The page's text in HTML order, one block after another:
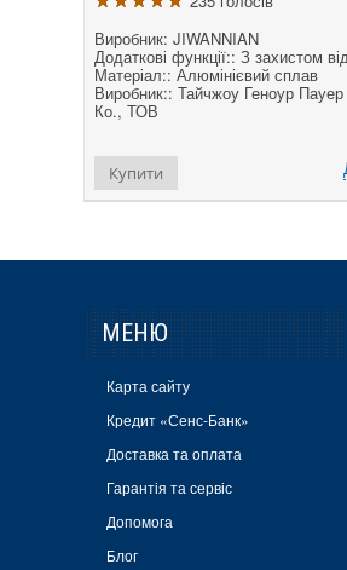
Виробник: JIWANNIAN
Додаткові функції:: З захистом
Матеріал:: Алюмінієвий сплав
Виробник:: Тайчжоу Геноур
Ко., ТОВ
Купити
МЕНЮ
Карта сайту
Кредит «Сенс-Банк»
Доставка та оплата
Гарантія та сервіс
Допомога
Блог